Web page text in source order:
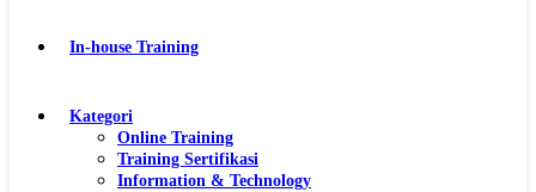
In-house Training
Kategori
Online Training
Training Sertifikasi
Information & Technology